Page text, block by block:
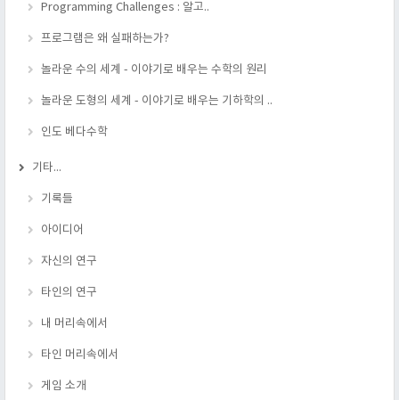
Programming Challenges : 알고..
프로그램은 왜 실패하는가?
놀라운 수의 세계 - 이야기로 배우는 수학의 원리
놀라운 도형의 세계 - 이야기로 배우는 기하학의 ..
인도 베다수학
기타...
기록들
아이디어
자신의 연구
타인의 연구
내 머리속에서
타인 머리속에서
게임 소개